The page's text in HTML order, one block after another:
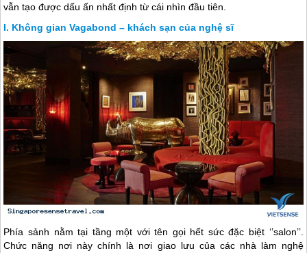
vẫn tạo được dấu ấn nhất định từ cái nhìn đầu tiên.
Không gian Vagabond – khách sạn của nghệ sĩ
Phía sảnh nằm tại tầng một với tên gọi hết sức đặc biệt ‘’salon’’.
Chức năng nơi này chính là nơi giao lưu của các nhà làm nghệ